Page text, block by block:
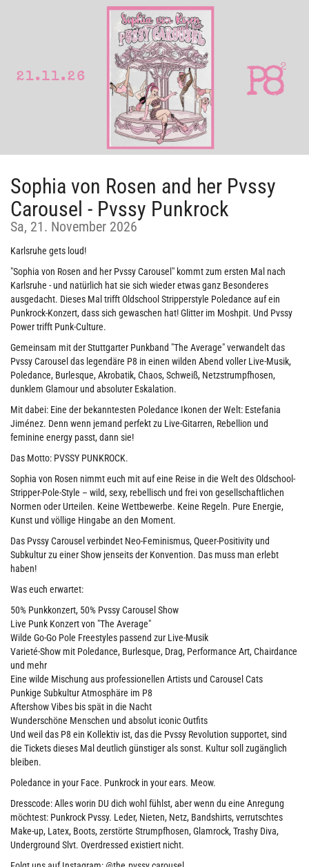
Sophia von Rosen and her Pvssy
Carousel - Pvssy Punkrock
Sa, 21. November 2026
Karlsruhe gets loud!
"Sophia von Rosen and her Pvssy Carousel" kommt zum ersten Mal nach
Karlsruhe - und natürlich hat sie sich wieder etwas ganz Besonderes
ausgedacht. Dieses Mal trifft Oldschool Stripperstyle Poledance auf ein
Punkrock-Konzert, dass sich gewaschen hat! Glitter im Moshpit. Und Pvssy
Power trifft Punk-Culture.
Gemeinsam mit der Stuttgarter Punkband "The Average" verwandelt das
Pvssy Carousel das legendäre P8 in einen wilden Abend voller Live-Musik,
Poledance, Burlesque, Akrobatik, Chaos, Schweiß, Netzstrumpfhosen,
dunklem Glamour und absoluter Eskalation.
Mit dabei: Eine der bekanntesten Poledance Ikonen der Welt: Estefania
Jiménez. Denn wenn jemand perfekt zu Live-Gitarren, Rebellion und
feminine energy passt, dann sie!
Das Motto: PVSSY PUNKROCK.
Sophia von Rosen nimmt euch mit auf eine Reise in die Welt des Oldschool-
Stripper-Pole-Style – wild, sexy, rebellisch und frei von gesellschaftlichen
Normen oder Urteilen. Keine Wettbewerbe. Keine Regeln. Pure Energie,
Kunst und völlige Hingabe an den Moment.
Das Pvssy Carousel verbindet Neo-Feminismus, Queer-Positivity und
Subkultur zu einer Show jenseits der Konvention. Das muss man erlebt
haben!
Was euch erwartet:
50% Punkkonzert, 50% Pvssy Carousel Show
Live Punk Konzert von "The Average"
Wilde Go-Go Pole Freestyles passend zur Live-Musik
Varieté-Show mit Poledance, Burlesque, Drag, Performance Art, Chairdance
und mehr
Eine wilde Mischung aus professionellen Artists und Carousel Cats
Punkige Subkultur Atmosphäre im P8
Aftershow Vibes bis spät in die Nacht
Wunderschöne Menschen und absolut iconic Outfits
Und weil das P8 ein Kollektiv ist, das die Pvssy Revolution supportet, sind
die Tickets dieses Mal deutlich günstiger als sonst. Kultur soll zugänglich
bleiben.
Poledance in your Face. Punkrock in your ears. Meow.
Dresscode: Alles worin DU dich wohl fühlst, aber wenn du eine Anregung
möchtest: Punkrock Pvssy. Leder, Nieten, Netz, Bandshirts, verrutschtes
Make-up, Latex, Boots, zerstörte Strumpfhosen, Glamrock, Trashy Diva,
Underground Slvt. Overdressed existiert nicht.